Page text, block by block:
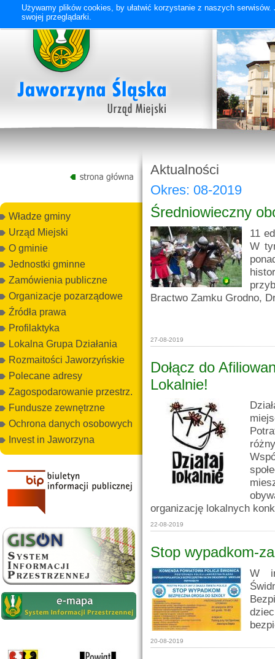
Władze gminy
Urząd Miejski
O gminie
Jednostki gminne
Zamówienia publiczne
Organizacje pozarządowe
Źródła prawa
Profilaktyka
Lokalna Grupa Działania
Rozmaitości Jaworzyńskie
Polecane adresy
Zagospodarowanie przestrz.
Fundusze zewnętrzne
Ochrona danych osobowych
Invest in Jaworzyna
Aktualności
Okres: 08-2019
Średniowieczny
11
W
Bractwo Zamku Grodno,
27-08-2019
Dołącz do
Lokalnie!
organizację lokalnych
22-08-2019
Stop wypadkom-
W
20-08-2019
Używamy plików cookies, by ułatwić korzystanie z naszych
swojej przeglądarki.